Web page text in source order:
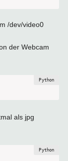
/dev/video0
der Webcam
als jpg